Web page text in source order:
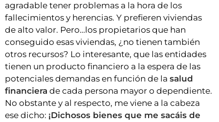
agradable tener problemas a la hora de los
fallecimientos y herencias. Y prefieren viviendas
de alto valor. Pero…los propietarios que han
conseguido esas viviendas, ¿no tienen también
otros recursos? Lo interesante, que las entidades
tienen un producto financiero a la espera de las
potenciales demandas en función de la salud
financiera de cada persona mayor o dependiente.
No obstante y al respecto, me viene a la cabeza
ese dicho: ¡Dichosos bienes que me sacáis de